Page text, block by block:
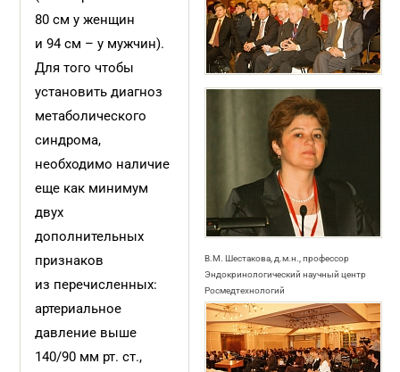
В.М. Шестакова, д.м.н., профессор
Эндокринологический научный центр
Росмедтехнологий
80 см у женщин
и 94 см – у мужчин).
Для того чтобы
установить диагноз
метаболического
синдрома,
необходимо наличие
еще как минимум
двух
дополнительных
признаков
из перечисленных:
артериальное
давление выше
140/90 мм рт. ст.,